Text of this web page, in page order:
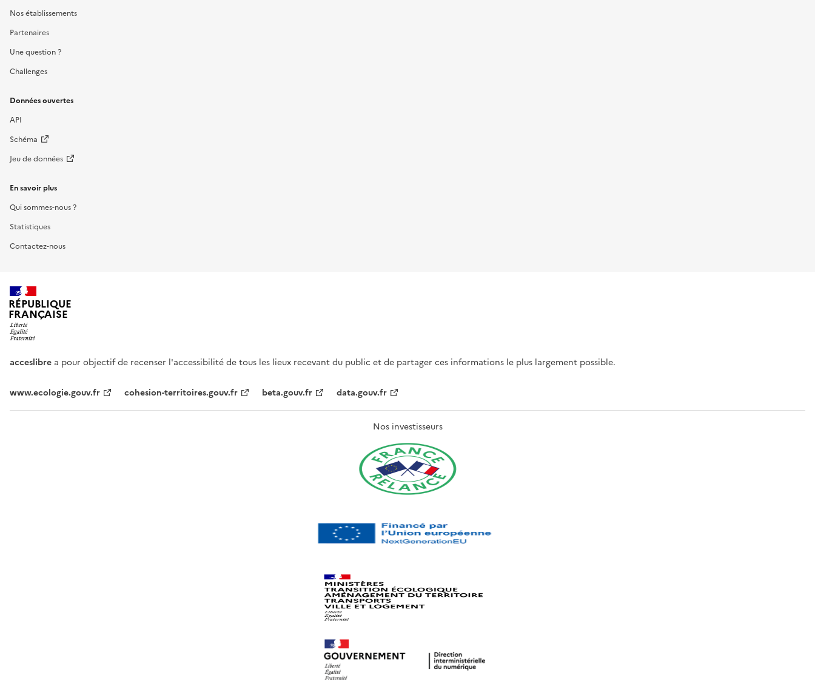
Nos établissements
Partenaires
Une question ?
Challenges
Données ouvertes
API
Schéma
Jeu de données
En savoir plus
Qui sommes-nous ?
Statistiques
Contactez-nous
RÉPUBLIQUE
FRANÇAISE
acceslibre a pour objectif de recenser l'accessibilité de tous les lieux recevant du public et de partager ces informations le plus largement possible.
www.ecologie.gouv.fr cohesion-territoires.gouv.fr beta.gouv.fr data.gouv.fr
Nos investisseurs